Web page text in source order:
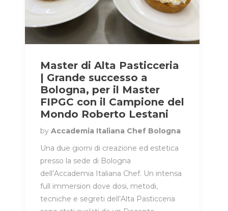
Master di Alta Pasticceria
| Grande successo a
Bologna, per il Master
FIPGC con il Campione del
Mondo Roberto Lestani
by Accademia Italiana Chef Bologna
Una due giorni di creazione ed estetica
presso la sede di Bologna
dell’Accademia Italiana Chef. Un intensa
full immersion dove dosi, metodi,
tecniche e segreti dell’Alta Pasticceria